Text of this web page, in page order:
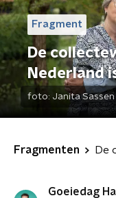
Fragment
De
Nederland
foto: Janita Sassen
Fragmenten
Goeiedag